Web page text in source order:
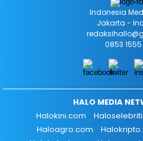
Indonesia
Jakarta -
0853
HALO MEDIA
Halokini.com
Haloagro.com